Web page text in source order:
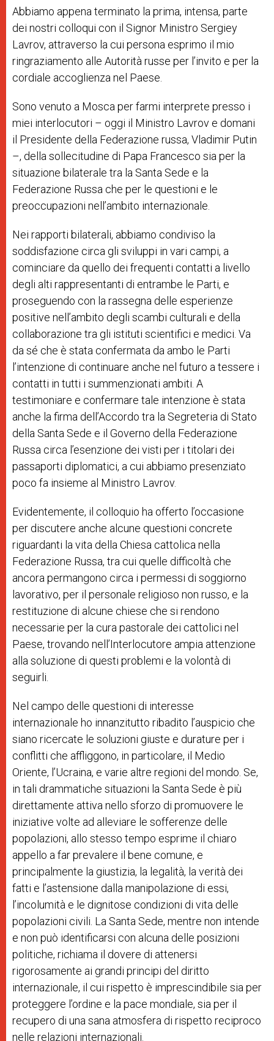
Abbiamo appena terminato la prima, intensa, parte
dei nostri colloqui con il Signor Ministro Sergiey
Lavrov, attraverso la cui persona esprimo il mio
ringraziamento alle Autorità russe per l’invito e per la
cordiale accoglienza nel Paese.
Sono venuto a Mosca per farmi interprete presso i
miei interlocutori – oggi il Ministro Lavrov e domani
il Presidente della Federazione russa, Vladimir Putin
–, della sollecitudine di Papa Francesco sia per la
situazione bilaterale tra la Santa Sede e la
Federazione Russa che per le questioni e le
preoccupazioni nell’ambito internazionale.
Nei rapporti bilaterali, abbiamo condiviso la
soddisfazione circa gli sviluppi in vari campi, a
cominciare da quello dei frequenti contatti a livello
degli alti rappresentanti di entrambe le Parti, e
proseguendo con la rassegna delle esperienze
positive nell’ambito degli scambi culturali e della
collaborazione tra gli istituti scientifici e medici. Va
da sé che è stata confermata da ambo le Parti
l’intenzione di continuare anche nel futuro a tessere i
contatti in tutti i summenzionati ambiti. A
testimoniare e confermare tale intenzione è stata
anche la firma dell’Accordo tra la Segreteria di Stato
della Santa Sede e il Governo della Federazione
Russa circa l’esenzione dei visti per i titolari dei
passaporti diplomatici, a cui abbiamo presenziato
poco fa insieme al Ministro Lavrov.
Evidentemente, il colloquio ha offerto l’occasione
per discutere anche alcune questioni concrete
riguardanti la vita della Chiesa cattolica nella
Federazione Russa, tra cui quelle difficoltà che
ancora permangono circa i permessi di soggiorno
lavorativo, per il personale religioso non russo, e la
restituzione di alcune chiese che si rendono
necessarie per la cura pastorale dei cattolici nel
Paese, trovando nell’Interlocutore ampia attenzione
alla soluzione di questi problemi e la volontà di
seguirli.
Nel campo delle questioni di interesse
internazionale ho innanzitutto ribadito l’auspicio che
siano ricercate le soluzioni giuste e durature per i
conflitti che affliggono, in particolare, il Medio
Oriente, l’Ucraina, e varie altre regioni del mondo. Se,
in tali drammatiche situazioni la Santa Sede è più
direttamente attiva nello sforzo di promuovere le
iniziative volte ad alleviare le sofferenze delle
popolazioni, allo stesso tempo esprime il chiaro
appello a far prevalere il bene comune, e
principalmente la giustizia, la legalità, la verità dei
fatti e l’astensione dalla manipolazione di essi,
l’incolumità e le dignitose condizioni di vita delle
popolazioni civili. La Santa Sede, mentre non intende
e non può identificarsi con alcuna delle posizioni
politiche, richiama il dovere di attenersi
rigorosamente ai grandi principi del diritto
internazionale, il cui rispetto è imprescindibile sia per
proteggere l’ordine e la pace mondiale, sia per il
recupero di una sana atmosfera di rispetto reciproco
nelle relazioni internazionali.